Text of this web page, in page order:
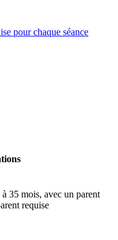
pour chaque séance
35 mois, avec un parent
requise